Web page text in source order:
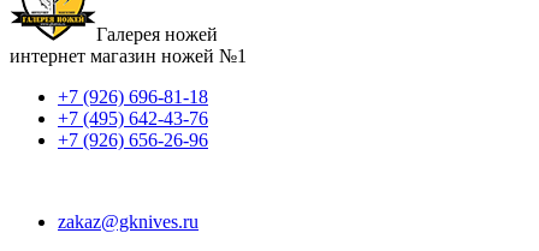
Галерея ножей
интернет магазин ножей №1
+7 (926) 696-81-18
+7 (495) 642-43-76
+7 (926) 656-26-96
zakaz@gknives.ru